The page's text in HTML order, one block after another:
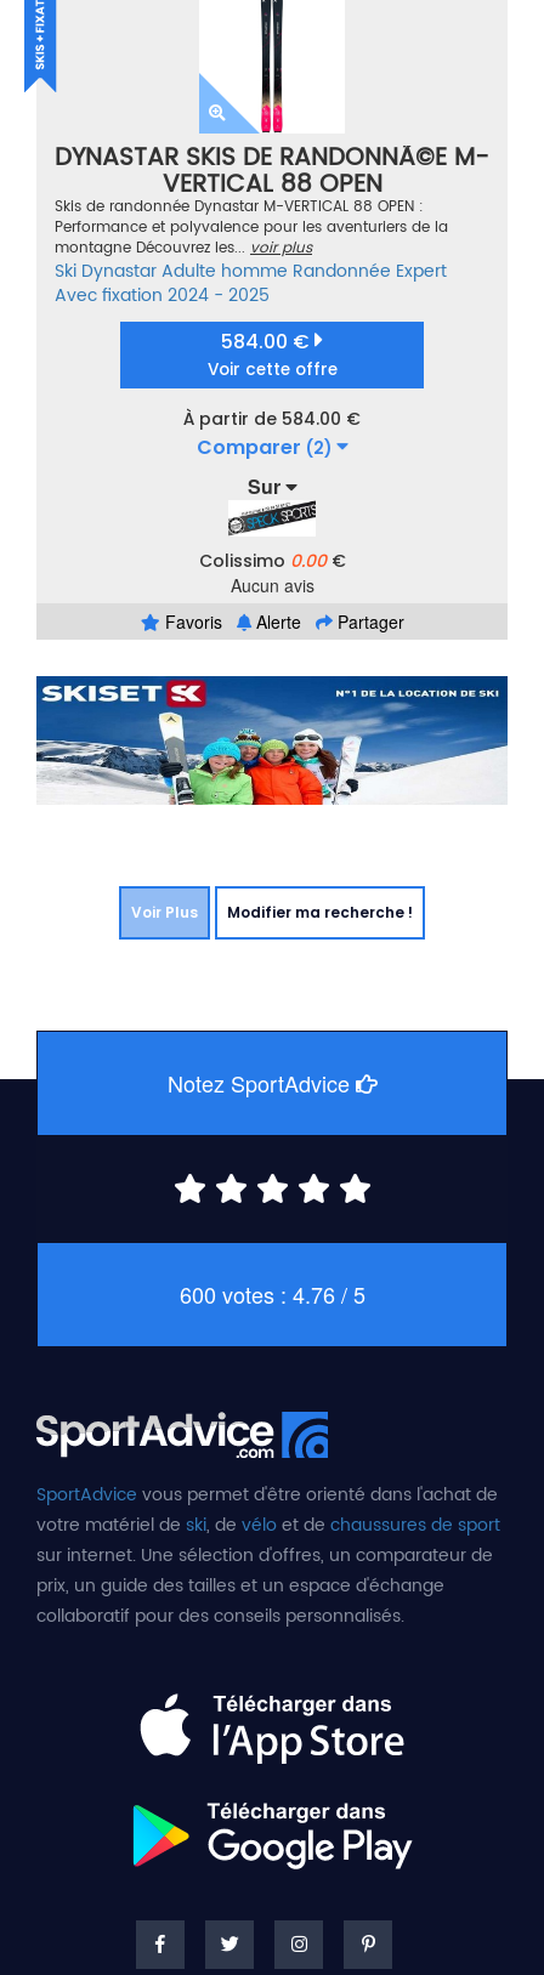
DYNASTAR SKIS DE RANDONNÃ©E M-
VERTICAL 88 OPEN
Skis de randonnée Dynastar M-VERTICAL 88 OPEN :
Performance et polyvalence pour les aventuriers de la
montagne Découvrez les... voir plus
Ski DynastarAdulte homme Randonnée Expert
Avec fixation 2024 - 2025
584.00 €
Voir cette offre
À partir de 584.00 €
Comparer (2)
Sur
Colissimo 0.00€
Aucun avis
Favoris
Alerte Partager
Voir Plus Modifier ma recherche !
Notez SportAdvice
600 votes : 4.76 / 5
SportAdvice vous permet d'être orienté dans l'achat de
votre matériel de ski, de véloet de chaussures de sport
sur internet. Une sélection d'offres, un comparateur de
prix, un guide des tailles et un espace d'échange
collaboratif pour des conseils personnalisés.